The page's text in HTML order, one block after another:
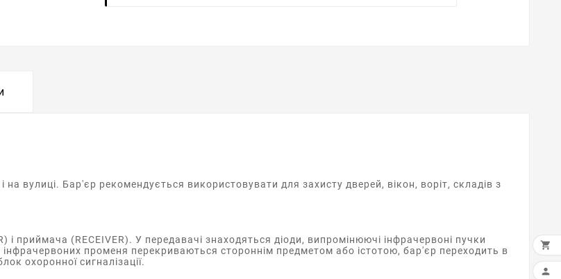
вулиці. Бар'єр рекомендується використовувати для захисту дверей, вікон, воріт, складів з
приймача (RECEIVER). У передавачі знаходяться діоди, випромінюючі інфрачервоні пучки
променя перекриваються стороннім предметом або істотою, бар'єр переходить в
охоронної сигналізації.

